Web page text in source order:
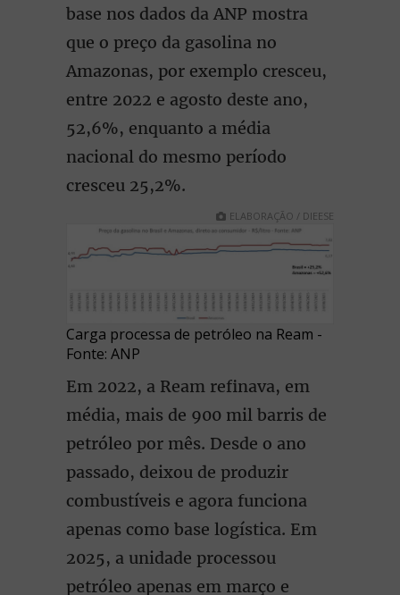
base nos dados da ANP mostra
que o preço da gasolina no
Amazonas, por exemplo cresceu,
entre 2022 e agosto deste ano,
52,6%, enquanto a média
nacional do mesmo período
cresceu 25,2%.
ELABORAÇÃO / DIEESE
Carga processa de petróleo na Ream -
Fonte: ANP
Em 2022, a Ream refinava, em
média, mais de 900 mil barris de
petróleo por mês. Desde o ano
passado, deixou de produzir
combustíveis e agora funciona
apenas como base logística. Em
2025, a unidade processou
petróleo apenas em março e